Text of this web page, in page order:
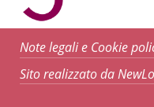
Note legali e Cookie
Sito realizzato da